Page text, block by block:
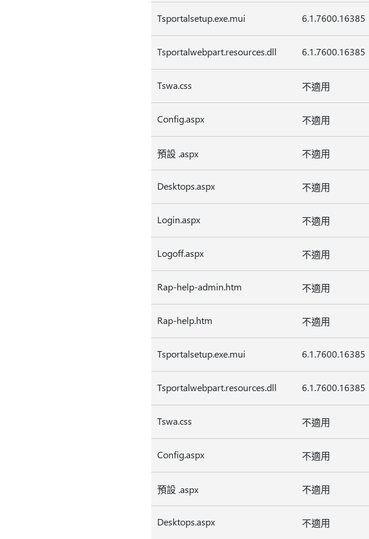
Tsportalsetup.exe.mui 6.1.7600.16385
Tsportalwebpart.resources.dll 6.1.7600.16385
Tswa.css 不適用
Config.aspx 不適用
預設 .aspx 不適用
Desktops.aspx 不適用
Login.aspx 不適用
Logoff.aspx 不適用
Rap-help-admin.htm 不適用
Rap-help.htm 不適用
Tsportalsetup.exe.mui 6.1.7600.16385
Tsportalwebpart.resources.dll 6.1.7600.16385
Tswa.css 不適用
Config.aspx 不適用
預設 .aspx 不適用
Desktops.aspx 不適用